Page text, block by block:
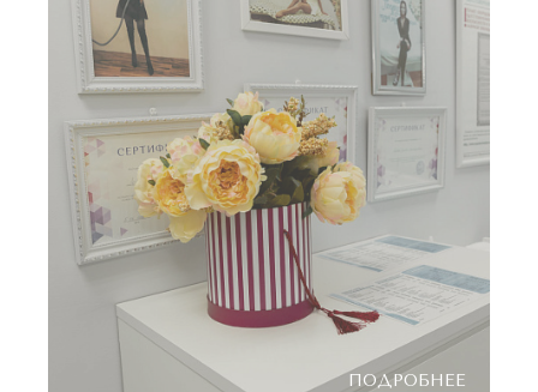
ПОДРОБНЕЕ